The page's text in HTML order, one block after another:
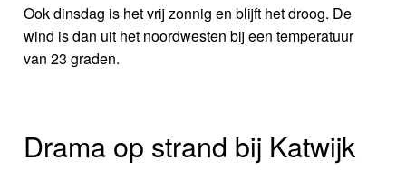
Ook dinsdag is het vrij zonnig en blijft het droog. De
wind is dan uit het noordwesten bij een temperatuur
van 23 graden.
Drama op strand bij Katwijk